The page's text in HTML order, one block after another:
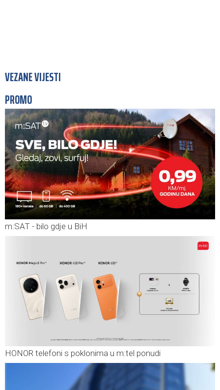
VEZANE VIJESTI
PROMO
m:SAT - bilo gdje u BiH
HONOR telefoni s poklonima u m:tel ponudi